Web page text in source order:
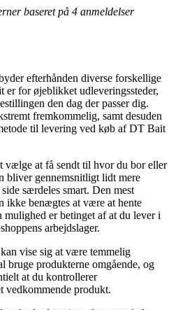
baseret på 4 anmeldelser
efterhånden diverse forskellige
er for øjeblikket udleveringssteder,
den dag der passer dig.
fremkommelig, samt desuden
til levering ved køb af DT Bait
vælge at få sendt til hvor du bor eller
bliver gennemsnitligt lidt mere
særdeles smart. Den mest
ikke benægtes at være at hente
mulighed er betinget af at du lever i
arbejdslager.
vise sig at være temmelig
bruge produkterne omgående, og
at du kontrollerer
vedkommende produkt.